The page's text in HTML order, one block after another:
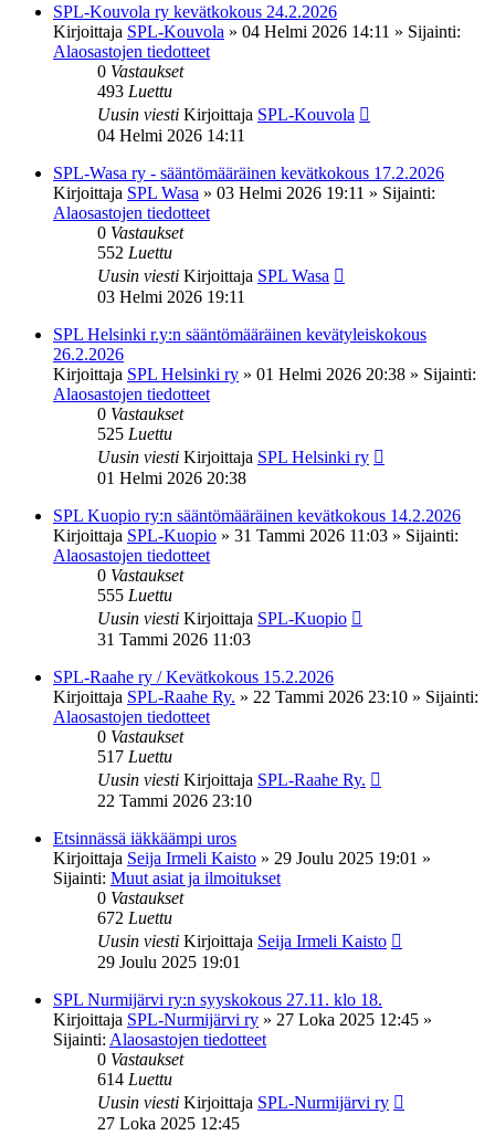
SPL-Kouvola ry kevätkokous 24.2.2026
Kirjoittaja SPL-Kouvola » 04 Helmi 2026 14:11 » Sijainti:
Alaosastojen tiedotteet
0 Vastaukset
493 Luettu
Uusin viesti Kirjoittaja SPL-Kouvola
04 Helmi 2026 14:11
SPL-Wasa ry - sääntömääräinen kevätkokous 17.2.2026
Kirjoittaja SPL Wasa » 03 Helmi 2026 19:11 » Sijainti:
Alaosastojen tiedotteet
0 Vastaukset
552 Luettu
Uusin viesti Kirjoittaja SPL Wasa
03 Helmi 2026 19:11
SPL Helsinki r.y:n sääntömääräinen kevätyleiskokous
26.2.2026
Kirjoittaja SPL Helsinki ry » 01 Helmi 2026 20:38 » Sijainti:
Alaosastojen tiedotteet
0 Vastaukset
525 Luettu
Uusin viesti Kirjoittaja SPL Helsinki ry
01 Helmi 2026 20:38
SPL Kuopio ry:n sääntömääräinen kevätkokous 14.2.2026
Kirjoittaja SPL-Kuopio » 31 Tammi 2026 11:03 » Sijainti:
Alaosastojen tiedotteet
0 Vastaukset
555 Luettu
Uusin viesti Kirjoittaja SPL-Kuopio
31 Tammi 2026 11:03
SPL-Raahe ry / Kevätkokous 15.2.2026
Kirjoittaja SPL-Raahe Ry. » 22 Tammi 2026 23:10 » Sijainti:
Alaosastojen tiedotteet
0 Vastaukset
517 Luettu
Uusin viesti Kirjoittaja SPL-Raahe Ry.
22 Tammi 2026 23:10
Etsinnässä iäkkäämpi uros
Kirjoittaja Seija Irmeli Kaisto » 29 Joulu 2025 19:01 »
Sijainti: Muut asiat ja ilmoitukset
0 Vastaukset
672 Luettu
Uusin viesti Kirjoittaja Seija Irmeli Kaisto
29 Joulu 2025 19:01
SPL Nurmijärvi ry:n syyskokous 27.11. klo 18.
Kirjoittaja SPL-Nurmijärvi ry » 27 Loka 2025 12:45 »
Sijainti: Alaosastojen tiedotteet
0 Vastaukset
614 Luettu
Uusin viesti Kirjoittaja SPL-Nurmijärvi ry
27 Loka 2025 12:45